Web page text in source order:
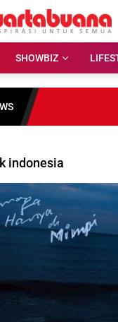
SHOWBIZ
indonesia